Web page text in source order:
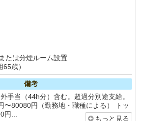
たは分煙ルーム設置
歳）
備考
手当（44h分）含む。超過分別途支給。
80080円（勤務地・職種による） トッ
円...
もっと見る